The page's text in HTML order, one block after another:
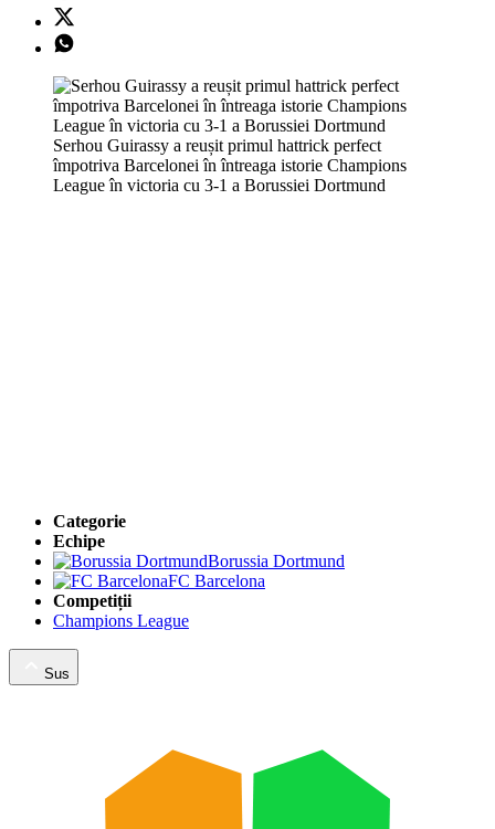
Serhou Guirassy a reușit primul hattrick perfect
împotriva Barcelonei în întreaga istorie Champions
League în victoria cu 3-1 a Borussiei Dortmund
Categorie
Echipe
Borussia Dortmund
FC Barcelona
Competiții
Champions League
Sus